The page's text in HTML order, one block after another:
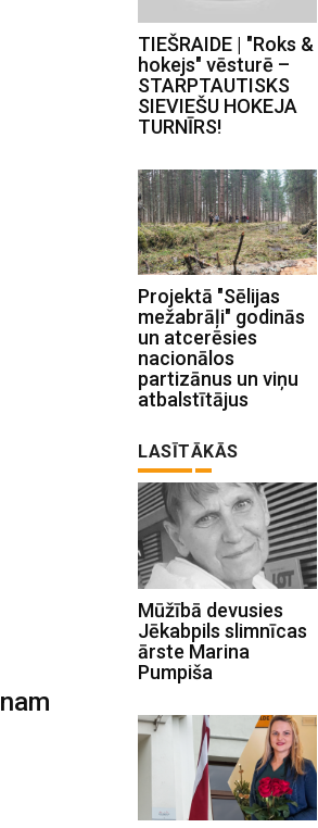
TIEŠRAIDE | "Roks &
hokejs" vēsturē –
STARPTAUTISKS
SIEVIEŠU HOKEJA
TURNĪRS!
Projektā "Sēlijas
mežabrāļi" godinās
un atcerēsies
nacionālos
partizānus un viņu
atbalstītājus
LASĪTĀKĀS
Mūžībā devusies
Jēkabpils slimnīcas
ārste Marina
Pumpiša